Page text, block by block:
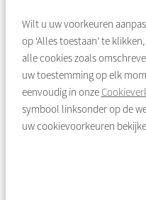
Wilt u uw voorkeuren
op ‘Alles toestaan’ te
alle cookies zoals
uw toestemming op elk
eenvoudig in onze
symbool linksonder op de
uw cookievoorkeuren
bathroom, equipped with
with small sink is located in
At the rear you will find the
the kitchen, where the
is installed. Both the living
access to the sunny south-